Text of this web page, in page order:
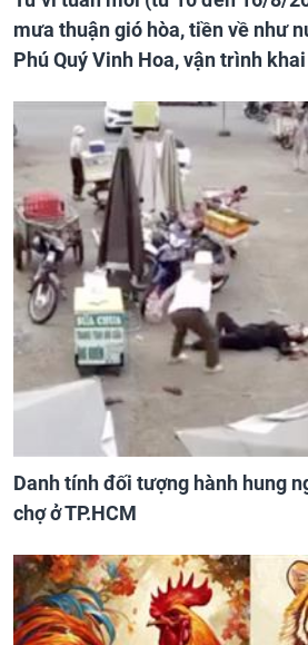
mưa thuận gió hòa, tiền về như
Phú Quý Vinh Hoa, vận trình
Danh tính đối tượng hành hung
chợ ở TP.HCM